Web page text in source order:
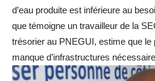
d’eau produite est inférieure au
que témoigne un travailleur de la
trésorier au PNEGUI, estime que le
manque d’infrastructures